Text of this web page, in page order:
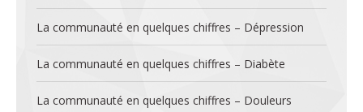
La communauté en quelques chiffres – Dépression
La communauté en quelques chiffres – Diabète
La communauté en quelques chiffres – Douleurs